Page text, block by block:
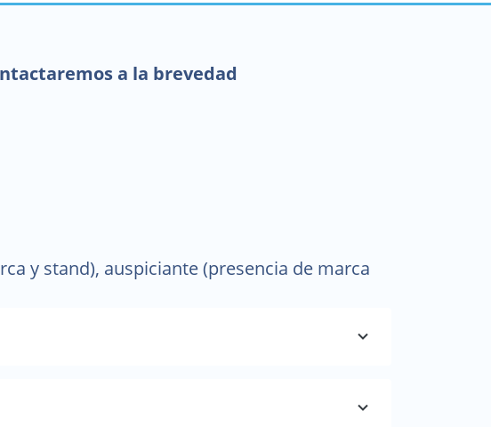
y stand), auspiciante (presencia de marca
a la brevedad